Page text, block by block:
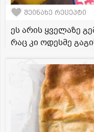
შეინახე რეცეპტი
ეს არის ყველაზე
რაც კი ოდესმე